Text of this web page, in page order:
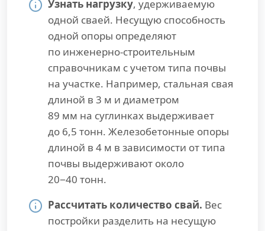
Узнать нагрузку, удерживаемую
одной сваей. Несущую способность
одной опоры определяют
по инженерно-строительным
справочникам с учетом типа почвы
на участке. Например, стальная свая
длиной в 3 м и диаметром
89 мм на суглинках выдерживает
до 6,5 тонн. Железобетонные опоры
длиной в 4 м в зависимости от типа
почвы выдерживают около
20−40 тонн.
Рассчитать количество свай. Вес
постройки разделить на несущую